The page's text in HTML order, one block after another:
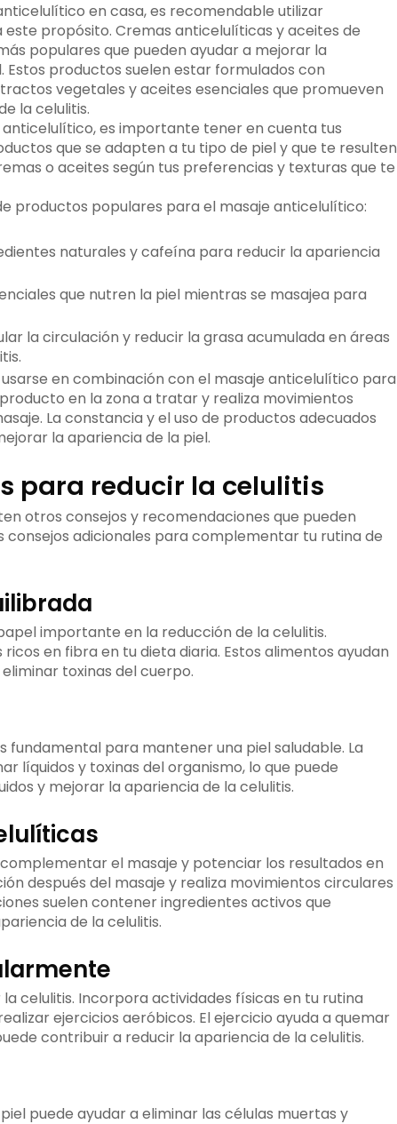
en casa, es recomendable utilizar
propósito. Cremas anticelulíticas y aceites de
populares que pueden ayudar a mejorar la
productos suelen estar formulados con
vegetales y aceites esenciales que promueven
la celulitis.
es importante tener en cuenta tus
que se adapten a tu tipo de piel y que te resulten
o aceites según tus preferencias y texturas que te
productos populares para el masaje anticelulítico:
naturales y cafeína para reducir la apariencia
que nutren la piel mientras se masajea para
la circulación y reducir la grasa acumulada en áreas
en combinación con el masaje anticelulítico para
en la zona a tratar y realiza movimientos
La constancia y el uso de productos adecuados
la apariencia de la piel.
para reducir la celulitis
otros consejos y recomendaciones que pueden
consejos adicionales para complementar tu rutina de
importante en la reducción de la celulitis.
en fibra en tu dieta diaria. Estos alimentos ayudan
toxinas del cuerpo.
fundamental para mantener una piel saludable. La
líquidos y toxinas del organismo, lo que puede
y mejorar la apariencia de la celulitis.
el masaje y potenciar los resultados en
después del masaje y realiza movimientos circulares
suelen contener ingredientes activos que
de la celulitis.
celulitis. Incorpora actividades físicas en tu rutina
ejercicios aeróbicos. El ejercicio ayuda a quemar
contribuir a reducir la apariencia de la celulitis.
puede ayudar a eliminar las células muertas y